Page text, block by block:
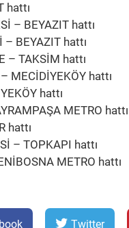
hattı
– BEYAZIT hattı
– BEYAZIT hattı
– TAKSİM hattı
MECİDİYEKÖY hattı
hattı
METRO hattı
hattı
– TOPKAPI hattı
METRO hattı
Twitter